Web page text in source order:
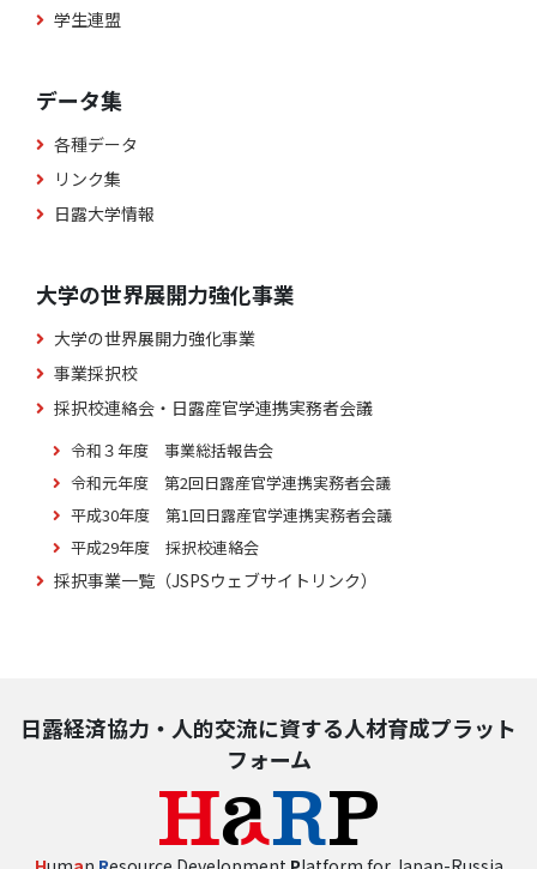
学生連盟
データ集
各種データ
リンク集
日露大学情報
大学の世界展開力強化事業
大学の世界展開力強化事業
事業採択校
採択校連絡会・日露産官学連携実務者会議
令和３年度 事業総括報告会
令和元年度 第2回日露産官学連携実務者会議
平成30年度 第1回日露産官学連携実務者会議
平成29年度 採択校連絡会
採択事業一覧（JSPSウェブサイトリンク）
日露経済協力・人的交流に資する人材育成プラット
フォーム